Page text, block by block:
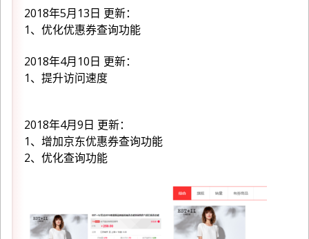
2018年5月13日 更新：
1、优化优惠券查询功能
2018年4月10日 更新：
1、提升访问速度
2018年4月9日 更新：
1、增加京东优惠券查询功能
2、优化查询功能